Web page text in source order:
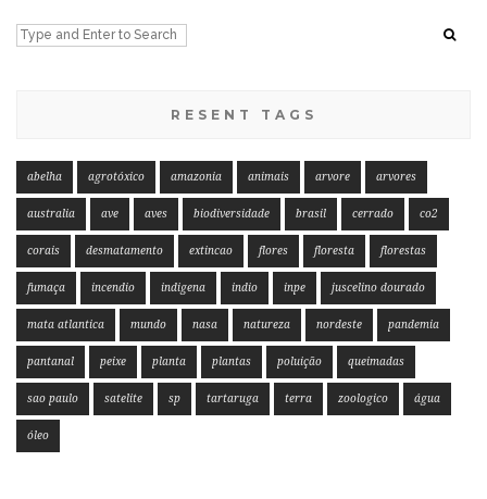
RESENT TAGS
abelha agrotóxico amazonia animais arvore arvores
australia ave aves biodiversidade brasil cerrado co2
corais desmatamento extincao flores floresta florestas
fumaça incendio indigena indio inpe juscelino dourado
mata atlantica mundo nasa natureza nordeste pandemia
pantanal peixe planta plantas poluição queimadas
sao paulo satelite sp tartaruga terra zoologico água
óleo